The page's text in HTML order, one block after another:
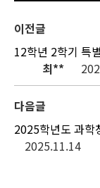
이전글
12학년 2학기 특
최**
다음글
2025학년도 과학
2025.11.14